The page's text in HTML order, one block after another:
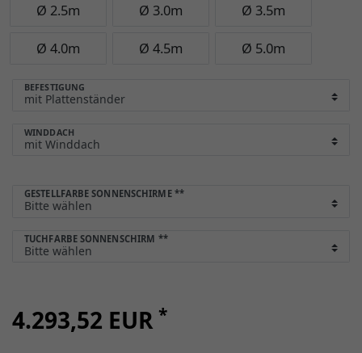
Ø 2.5m Ø 3.0m Ø 3.5m
Ø 4.0m Ø 4.5m Ø 5.0m
BEFESTIGUNG
WINDDACH
GESTELLFARBE SONNENSCHIRME **
TUCHFARBE SONNENSCHIRM **
4.293,52 EUR *